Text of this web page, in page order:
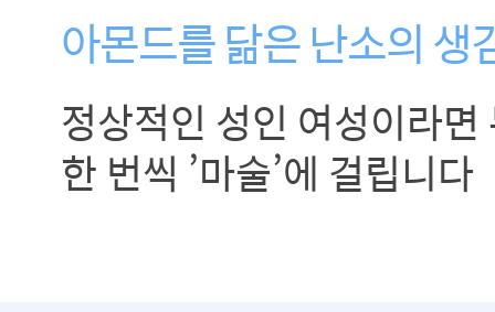
아몬드를 닮은 난소의 생
정상적인 성인 여성이라
한 번씩 ’마술’에 걸립니다